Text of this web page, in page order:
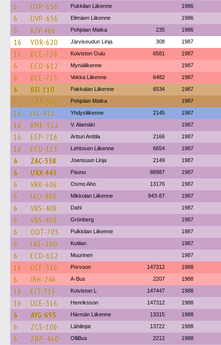
6 UVP-656 Pukkilan Liikenne 1986
6 UVP-656 Elimäen Liikenne 1986
6 KJV-466 Pohjolan Matka 235 1986
16 VOR-620 Järviseudun Linja 308 1987
16 BCE-738 Koiviston Oulu 6581 1987
6 ECO-612 Mynäliikenne 1987
6 BCE-715 Vekka Liikenne 6482 1987
6 BEI-110 Pakkalan Liikenne 6534 1987
6 ZAA-906 Pohjolan Matka 1987
16 IAC-916 Yhdysliikenne 2145 1987
16 RME-512 V. Alamäki 1987
16 EEP-716 Artturi Anttila 2166 1987
16 EEU-113 Lehtosen Liikenne 6654 1987
6 ZAC-558 Joensuun Linja 2149 1987
6 UXX-443 Paunu 88987 1987
6 VRK-606 Osmo Aho 13176 1987
6 IAO-988 Mikkolan Liikenne 943-87 1987
6 VRS-408 Dahl 1987
6 VRS-408 Grönberg 1987
6 OOT-703 Pulkkilan Liikenne 1987
6 LKE-260 Kutilan 1987
6 ECO-612 Muurinen 1987
16 UCE-516 Porvoon 147312 1988
6 IBH-246 A-Bus 2207 1988
16 EJT-316 Koiviston L 147447 1988
16 UCE-516 Henriksson 147312 1988
6 AYG-695 Härmän Liikenne 13315 1988
6 ZCS-106 Lähilinjat 13722 1988
6 ZBP-460 OlliBus 2212 1988